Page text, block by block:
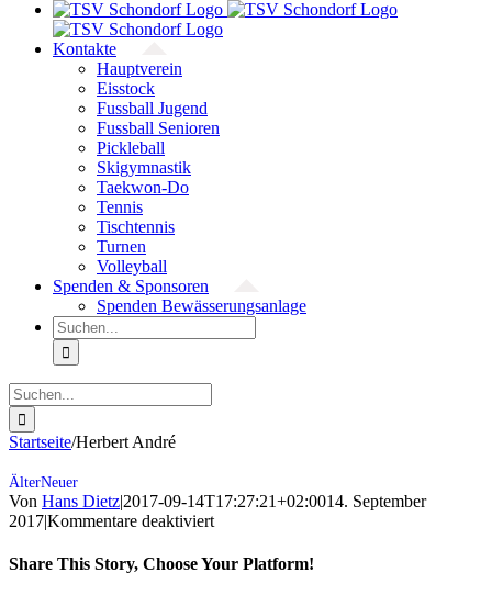
Kontakte
Hauptverein
Eisstock
Fussball Jugend
Fussball Senioren
Pickleball
Skigymnastik
Taekwon-Do
Tennis
Tischtennis
Turnen
Volleyball
Spenden & Sponsoren
Spenden Bewässerungsanlage
Suche
nach:
Suche
nach:
Startseite/Herbert André
Von Hans Dietz|2017-09-14T17:27:21+02:0014. September
2017|Kommentare deaktiviertfür
André
Share This Story, Choose Your Platform!